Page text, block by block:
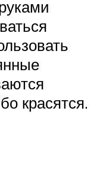
красятся.